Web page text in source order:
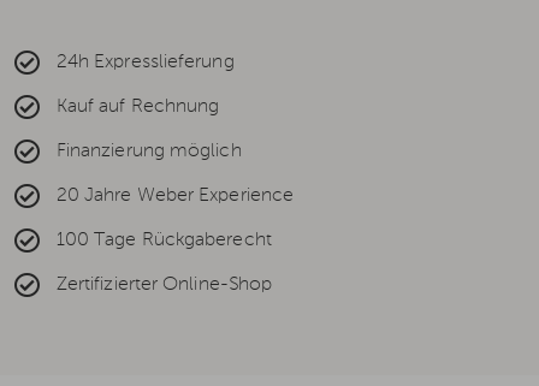
24h Expresslieferung
Kauf auf Rechnung
Finanzierung möglich
20 Jahre Weber Experience
100 Tage Rückgaberecht
Zertifizierter Online-Shop